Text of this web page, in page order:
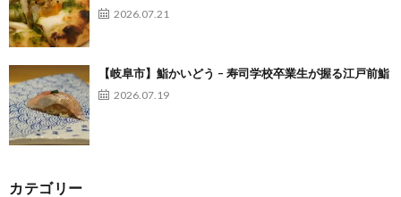
2026.07.21
【岐阜市】鮨かいどう – 寿司学校卒業生が握る江戸前鮨
2026.07.19
カテゴリー